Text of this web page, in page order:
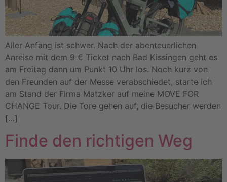
Aller Anfang ist schwer. Nach der abenteuerlichen
Anreise mit dem 9 € Ticket nach Bad Kissingen geht es
am Freitag dann um Punkt 10 Uhr los. Noch kurz von
den Freunden auf der Messe verabschiedet, starte ich
am Stand der Firma Matzker auf meine MOVE FOR
CHANGE Tour. Die Tore gehen auf, die Besucher werden
[…]
Finde den richtigen Weg